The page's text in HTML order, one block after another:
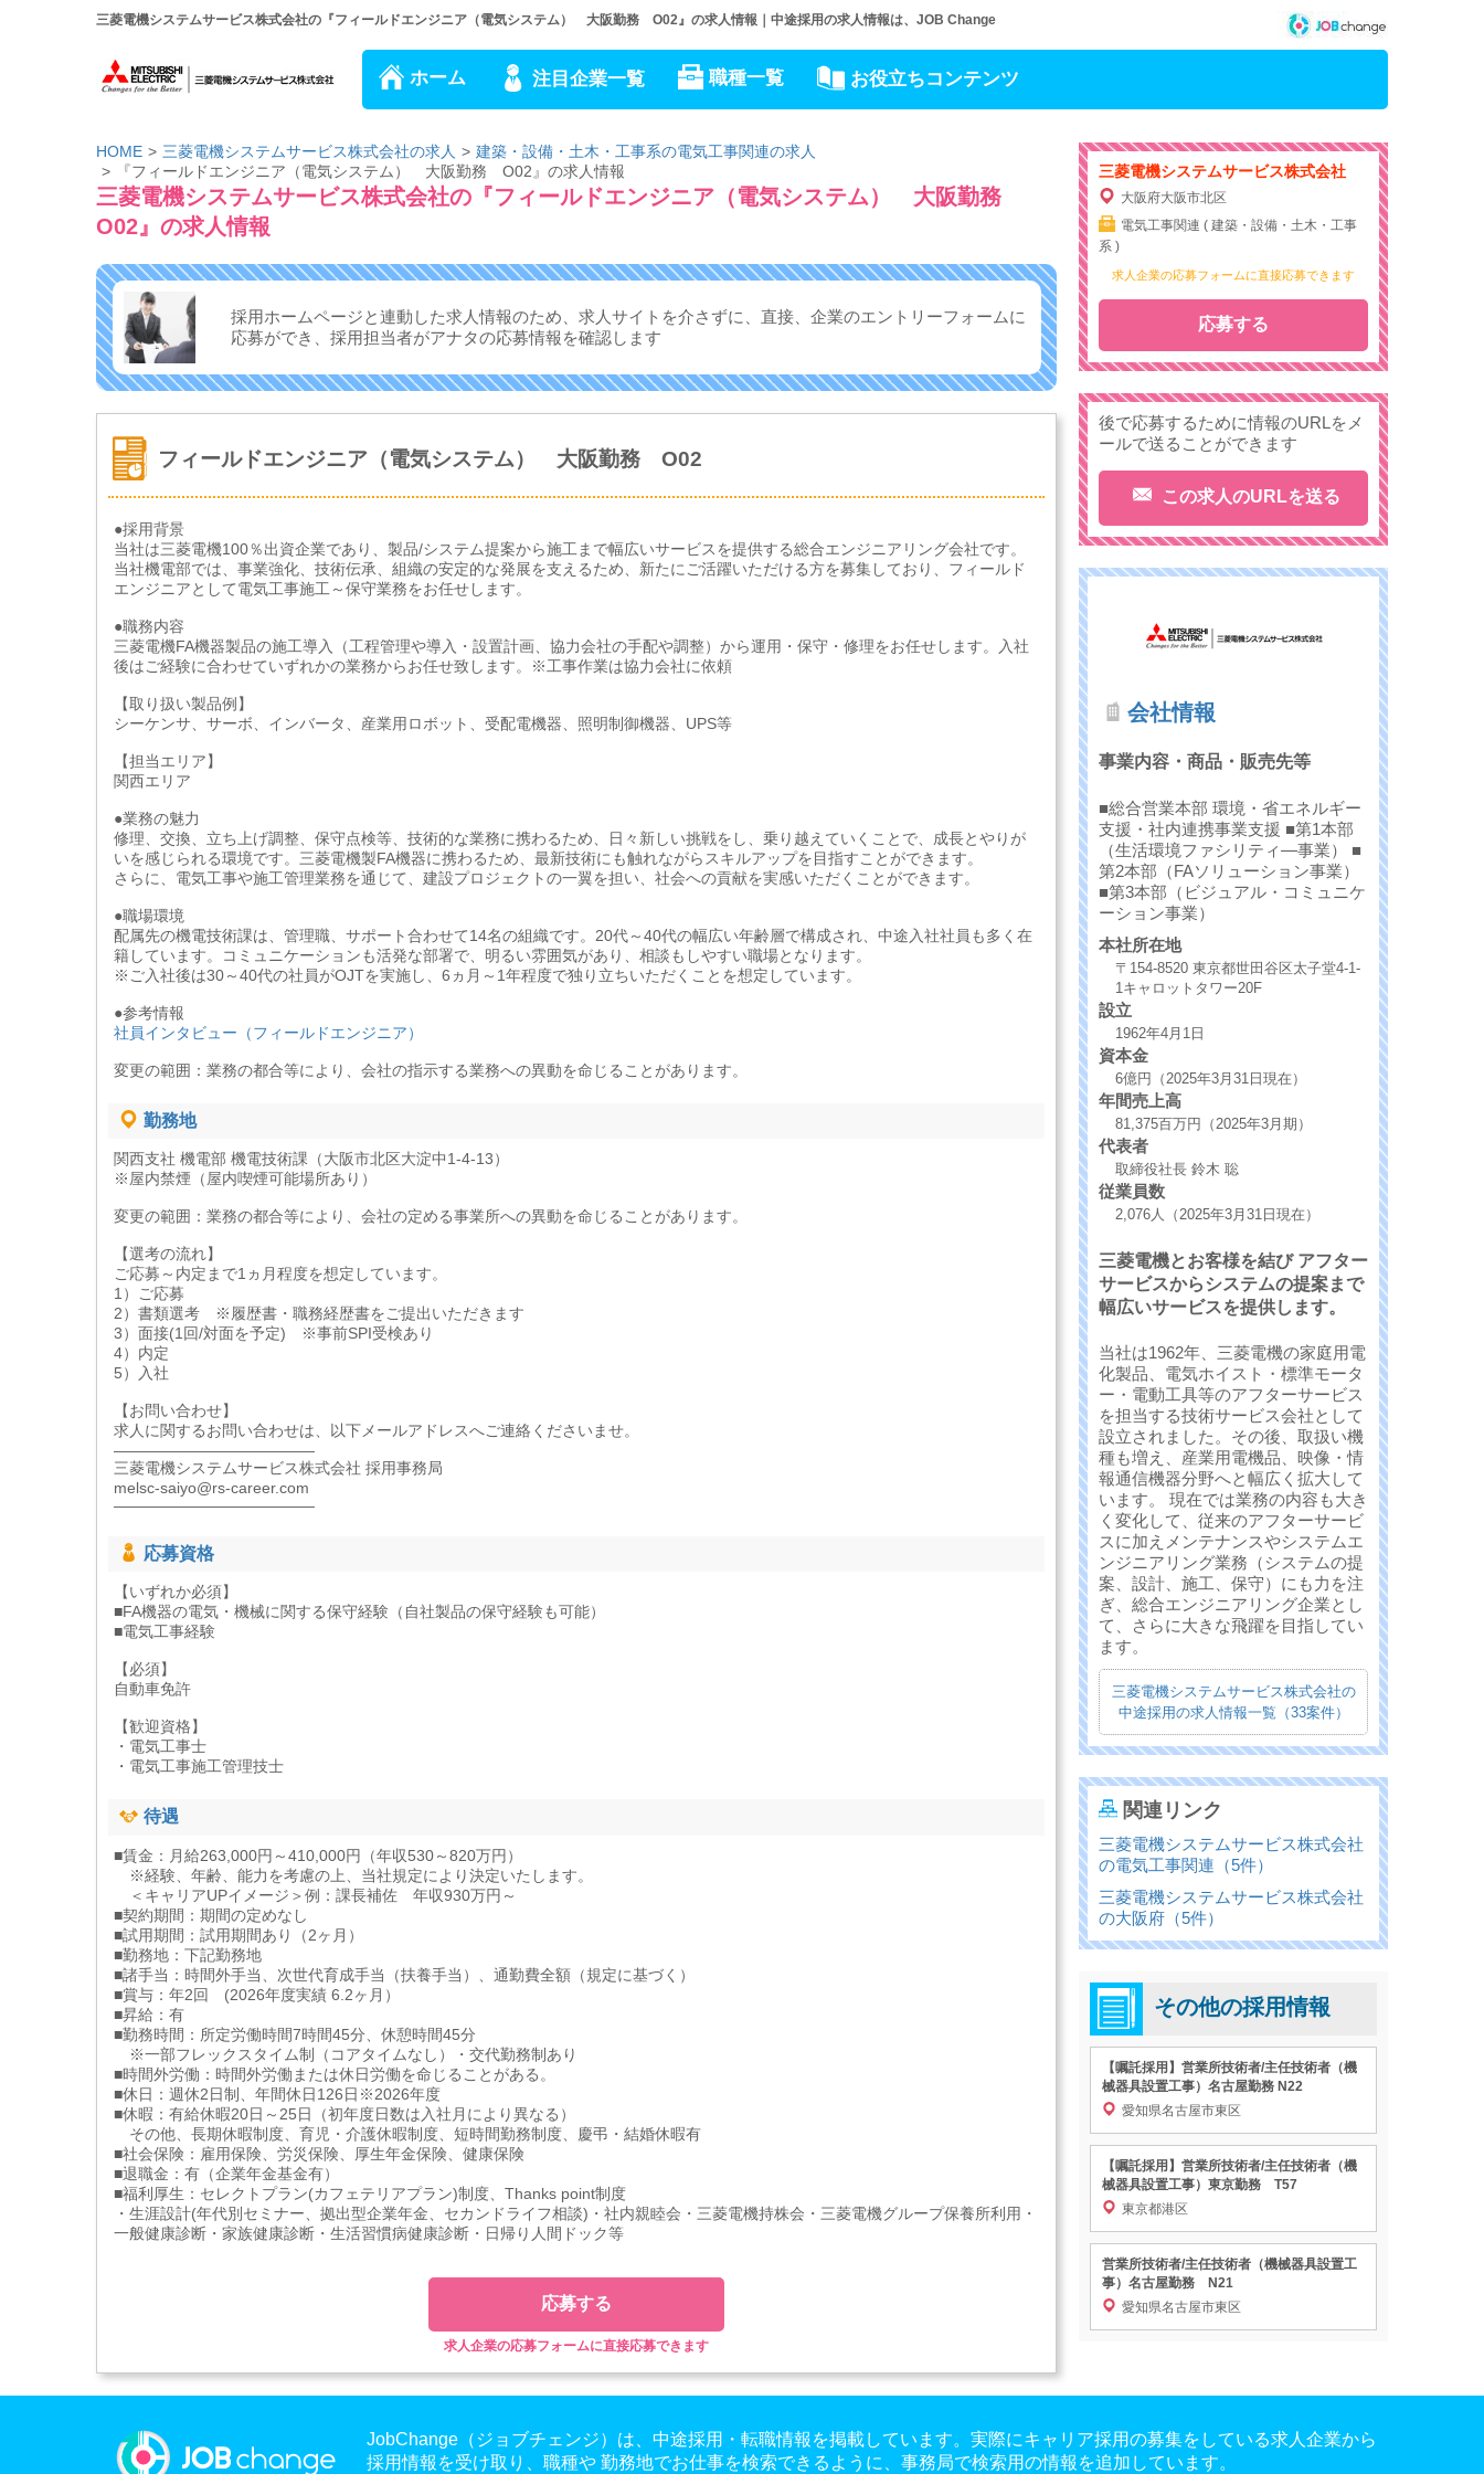
三菱電機システムサービス株式会社の『フィールドエンジニア（電気システム） 大阪勤務 O02』の求人情報｜中途採用の求人情報は、JOB Change
ホーム 注目企業一覧 職種一覧 お役立ちコンテンツ
HOME 三菱電機システムサービス株式会社の求人
建築・設備・土木・工事系の電気工事関連の求人
『フィールドエンジニア（電気システム） 大阪勤務 O02』の求人情報
三菱電機システムサービス株式会社の『フィールドエンジニア（電気システム） 大阪勤務
O02』の求人情報
採用ホームページと連動した求人情報のため、求人サイトを介さずに、 直接、企業のエントリーフォームに
応募ができ、 採用担当者がアナタの応募情報を確認します
フィールドエンジニア（電気システム） 大阪勤務 O02
●採用背景
当社は三菱電機100％出資企業であり、製品/システム提案から施工まで幅広いサービスを提供する総合エンジニアリング会社です。
当社機電部では、事業強化、技術伝承、組織の安定的な発展を支えるため、新たにご活躍いただける方を募集しており、フィールド
エンジニアとして電気工事施工～保守業務をお任せします。
●職務内容
三菱電機FA機器製品の施工導入（工程管理や導入・設置計画、協力会社の手配や調整）から運用・保守・修理をお任せします。入社
後はご経験に合わせていずれかの業務からお任せ致します。※工事作業は協力会社に依頼
【取り扱い製品例】
シーケンサ、サーボ、インバータ、産業用ロボット、受配電機器、照明制御機器、UPS等
【担当エリア】
関西エリア
●業務の魅力
修理、交換、立ち上げ調整、保守点検等、技術的な業務に携わるため、日々新しい挑戦をし、乗り越えていくことで、成長とやりが
いを感じられる環境です。三菱電機製FA機器に携わるため、最新技術にも触れながらスキルアップを目指すことができます。
さらに、電気工事や施工管理業務を通じて、建設プロジェクトの一翼を担い、社会への貢献を実感いただくことができます。
●職場環境
配属先の機電技術課は、管理職、サポート合わせて14名の組織です。20代～40代の幅広い年齢層で構成され、中途入社社員も多く在
籍しています。コミュニケーションも活発な部署で、明るい雰囲気があり、相談もしやすい職場となります。
※ご入社後は30～40代の社員がOJTを実施し、6ヵ月～1年程度で独り立ちいただくことを想定しています。
●参考情報
社員インタビュー（フィールドエンジニア）
変更の範囲：業務の都合等により、会社の指示する業務への異動を命じることがあります。
勤務地
関西支社 機電部 機電技術課（大阪市北区大淀中1-4-13）
※屋内禁煙（屋内喫煙可能場所あり）
変更の範囲：業務の都合等により、会社の定める事業所への異動を命じることがあります。
【選考の流れ】
ご応募～内定まで1ヵ月程度を想定しています。
1）ご応募
2）書類選考 ※履歴書・職務経歴書をご提出いただきます
3）面接(1回/対面を予定) ※事前SPI受検あり
4）内定
5）入社
【お問い合わせ】
求人に関するお問い合わせは、以下メールアドレスへご連絡くださいませ。
―――――――――――――
三菱電機システムサービス株式会社 採用事務局
melsc-saiyo@rs-career.com
―――――――――――――
応募資格
【いずれか必須】
■FA機器の電気・機械に関する保守経験（自社製品の保守経験も可能）
■電気工事経験
【必須】
自動車免許
【歓迎資格】
・電気工事士
・電気工事施工管理技士
待遇
■賃金：月給263,000円～410,000円（年収530～820万円）
※経験、年齢、能力を考慮の上、当社規定により決定いたします。
＜キャリアUPイメージ＞例：課長補佐 年収930万円～
■契約期間：期間の定めなし
■試用期間：試用期間あり（2ヶ月）
■勤務地：下記勤務地
■諸手当：時間外手当、次世代育成手当（扶養手当）、通勤費全額（規定に基づく）
■賞与：年2回 (2026年度実績 6.2ヶ月）
■昇給：有
■勤務時間：所定労働時間7時間45分、休憩時間45分
※一部フレックスタイム制（コアタイムなし）・交代勤務制あり
■時間外労働：時間外労働または休日労働を命じることがある。
■休日：週休2日制、年間休日126日※2026年度
■休暇：有給休暇20日～25日（初年度日数は入社月により異なる）
その他、長期休暇制度、育児・介護休暇制度、短時間勤務制度、慶弔・結婚休暇有
■社会保険：雇用保険、労災保険、厚生年金保険、健康保険
■退職金：有（企業年金基金有）
■福利厚生：セレクトプラン(カフェテリアプラン)制度、Thanks point制度
・生涯設計(年代別セミナー、拠出型企業年金、セカンドライフ相談)・社内親睦会・三菱電機持株会・三菱電機グループ保養所利用・
一般健康診断・家族健康診断・生活習慣病健康診断・日帰り人間ドック等
応募する
求人企業の応募フォームに直接応募できます
三菱電機システムサービス株式会社
大阪府大阪市北区
電気工事関連 ( 建築・設備・土木・工事
系 )
求人企業の応募フォームに直接応募できます
応募する
後で応募するために情報のURLをメ
ールで送ることができます
この求人のURLを送る
会社情報
事業内容・商品・販売先等
■総合営業本部 環境・省エネルギー
支援・社内連携事業支援 ■第1本部
（生活環境ファシリティ―事業） ■
第2本部（FAソリューション事業）
■第3本部（ビジュアル・コミュニケ
ーション事業）
本社所在地
〒154-8520 東京都世田谷区太子堂4-1-
1キャロットタワー20F
設立
1962年4月1日
資本金
6億円（2025年3月31日現在）
年間売上高
81,375百万円（2025年3月期）
代表者
取締役社長 鈴木 聡
従業員数
2,076人（2025年3月31日現在）
三菱電機とお客様を結び アフター
サービスからシステムの提案まで
幅広いサービスを提供します。
当社は1962年、三菱電機の家庭用電
化製品、電気ホイスト・標準モータ
ー・電動工具等のアフターサービス
を担当する技術サービス会社として
設立されました。その後、取扱い機
種も増え、産業用電機品、映像・情
報通信機器分野へと幅広く拡大して
います。 現在では業務の内容も大き
く変化して、従来のアフターサービ
スに加えメンテナンスやシステムエ
ンジニアリング業務（システムの提
案、設計、施工、保守）にも力を注
ぎ、総合エンジニアリング企業とし
て、さらに大きな飛躍を目指してい
ます。
三菱電機システムサービス株式会社の
中途採用の求人情報一覧（33案件）
関連リンク
三菱電機システムサービス株式会社
の電気工事関連（5件）
三菱電機システムサービス株式会社
の大阪府（5件）
その他の採用情報
【嘱託採用】営業所技術者/主任技術者（機
械器具設置工事）名古屋勤務 N22
愛知県名古屋市東区
【嘱託採用】営業所技術者/主任技術者（機
械器具設置工事）東京勤務 T57
東京都港区
営業所技術者/主任技術者（機械器具設置工
事）名古屋勤務 N21
愛知県名古屋市東区
JobChange（ジョブチェンジ）は、中途採用・転職情報を掲載しています。実際にキャリア採用の募集をしている求人企業から
採用情報を受け取り、職種や 勤務地でお仕事を検索できるように、事務局で検索用の情報を追加しています。